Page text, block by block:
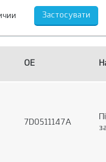
OE
7D0511147A